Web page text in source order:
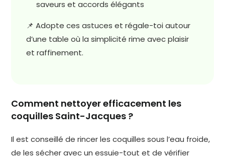
saveurs et accords élégants
📌 Adopte ces astuces et régale-toi autour
d’une table où la simplicité rime avec plaisir
et raffinement.
Comment nettoyer efficacement les
coquilles Saint-Jacques ?
Il est conseillé de rincer les coquilles sous l’eau froide,
de les sécher avec un essuie-tout et de vérifier